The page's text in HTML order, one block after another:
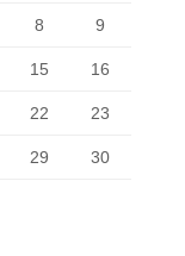
8 9
15 16
22 23
29 30